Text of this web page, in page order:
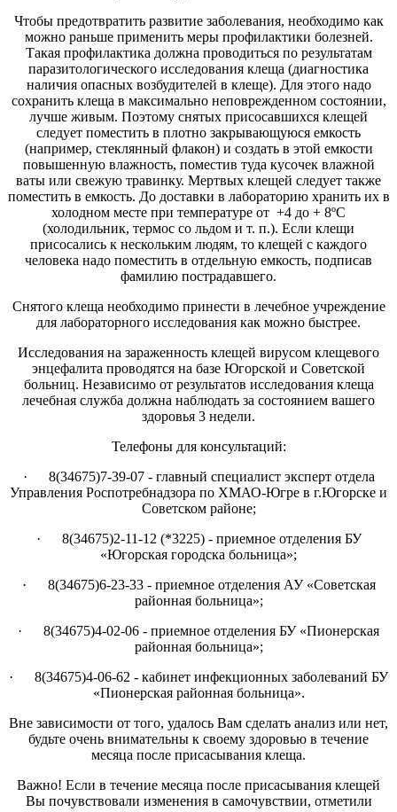
Чтобы предотвратить развитие заболевания, необходимо как
можно раньше применить меры профилактики болезней.
Такая профилактика должна проводиться по результатам
паразитологического исследования клеща (диагностика
наличия опасных возбудителей в клеще). Для этого надо
сохранить клеща в максимально неповрежденном состоянии,
лучше живым. Поэтому снятых присосавшихся клещей
следует поместить в плотно закрывающуюся емкость
(например, стеклянный флакон) и создать в этой емкости
повышенную влажность, поместив туда кусочек влажной
ваты или свежую травинку. Мертвых клещей следует также
поместить в емкость. До доставки в лабораторию хранить их в
холодном месте при температуре от +4 до + 8ºС
(холодильник, термос со льдом и т. п.). Если клещи
присосались к нескольким людям, то клещей с каждого
человека надо поместить в отдельную емкость, подписав
фамилию пострадавшего.
Снятого клеща необходимо принести в лечебное учреждение
для лабораторного исследования как можно быстрее.
Исследования на зараженность клещей вирусом клещевого
энцефалита проводятся на базе Югорской и Советской
больниц. Независимо от результатов исследования клеща
лечебная служба должна наблюдать за состоянием вашего
здоровья 3 недели.
Телефоны для консультаций:
· 8(34675)7-39-07 - главный специалист эксперт отдела
Управления Роспотребнадзора по ХМАО-Югре в г.Югорске и
Советском районе;
· 8(34675)2-11-12 (*3225) - приемное отделения БУ
«Югорская городска больница»;
· 8(34675)6-23-33 - приемное отделения АУ «Советская
районная больница»;
· 8(34675)4-02-06 - приемное отделения БУ «Пионерская
районная больница»;
· 8(34675)4-06-62 - кабинет инфекционных заболеваний БУ
«Пионерская районная больница».
Вне зависимости от того, удалось Вам сделать анализ или нет,
будьте очень внимательны к своему здоровью в течение
месяца после присасывания клеща.
Важно! Если в течение месяца после присасывания клещей
Вы почувствовали изменения в самочувствии, отметили